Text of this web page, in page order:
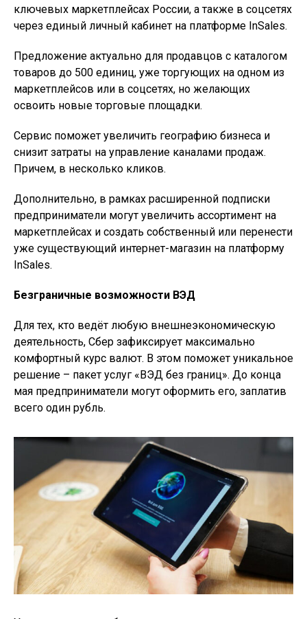
ключевых маркетплейсах России, а также в соцсетях
через единый личный кабинет на платформе InSales.
Предложение актуально для продавцов с каталогом
товаров до 500 единиц, уже торгующих на одном из
маркетплейсов или в соцсетях, но желающих
освоить новые торговые площадки.
Сервис поможет увеличить географию бизнеса и
снизит затраты на управление каналами продаж.
Причем, в несколько кликов.
Дополнительно, в рамках расширенной подписки
предприниматели могут увеличить ассортимент на
маркетплейсах и создать собственный или перенести
уже существующий интернет-магазин на платформу
InSales.
Безграничные возможности ВЭД
Для тех, кто ведёт любую внешнеэкономическую
деятельность, Сбер зафиксирует максимально
комфортный курс валют. В этом поможет уникальное
решение – пакет услуг «ВЭД без границ». До конца
мая предприниматели могут оформить его, заплатив
всего один рубль.